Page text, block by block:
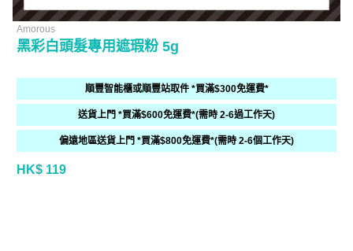
Amorous
黑彩白頭髮專用遮瑕粉 5g
順豐智能櫃或順豐站取件 *買滿$300免運費*
送貨上門 *買滿$600免運費*(需時 2-6過工作天)
偏遠地區送貨上門 *買滿$800免運費*(需時 2-6個工作天)
HK$ 119